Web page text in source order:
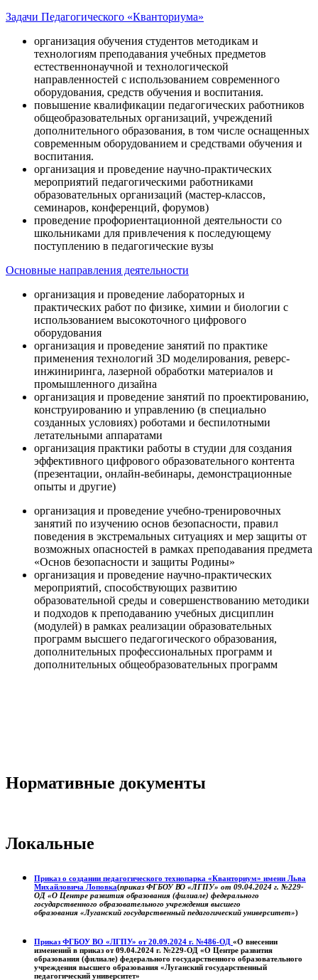
Задачи Педагогического «Кванториума»
организация обучения студентов методикам и
технологиям преподавания учебных предметов
естественнонаучной и технологической
направленностей с использованием современного
оборудования, средств обучения и воспитания.
повышение квалификации педагогических работников
общеобразовательных организаций, учреждений
дополнительного образования, в том числе оснащенных
современным оборудованием и средствами обучения и
воспитания.
организация и проведение научно-практических
мероприятий педагогическими работниками
образовательных организаций (мастер-классов,
семинаров, конференций, форумов)
проведение профориентационной деятельности со
школьниками для привлечения к последующему
поступлению в педагогические вузы
Основные направления деятельности
организация и проведение лабораторных и
практических работ по физике, химии и биологии с
использованием высокоточного цифрового
оборудования
организация и проведение занятий по практике
применения технологий 3D моделирования, реверс-
инжиниринга, лазерной обработки материалов и
промышленного дизайна
организация и проведение занятий по проектированию,
конструированию и управлению (в специально
созданных условиях) роботами и беспилотными
летательными аппаратами
организация практики работы в студии для создания
эффективного цифрового образовательного контента
(презентации, онлайн-вебинары, демонстрационные
опыты и другие)
организация и проведение учебно-тренировочных
занятий по изучению основ безопасности, правил
поведения в экстремальных ситуациях и мер защиты от
возможных опасностей в рамках преподавания предмета
«Основ безопасности и защиты Родины»
организация и проведение научно-практических
мероприятий, способствующих развитию
образовательной среды и совершенствованию методики
и подходов к преподаванию учебных дисциплин
(модулей) в рамках реализации образовательных
программ высшего педагогического образования,
дополнительных профессиональных программ и
дополнительных общеобразовательных программ
Нормативные документы
Локальные
Приказ о создании педагогического технопарка «Кванториум» имени Льва
Михайловича Лоповка(приказ ФГБОУ ВО «ЛГПУ» от 09.04.2024 г. №229-
ОД «О Центре развития образования (филиале) федерального
государственного образовательного учреждения высшего
образования «Луганский государственный педагогический университет»)
Приказ ФГБОУ ВО «ЛГПУ» от 20.09.2024 г. №486-ОД «О внесении
изменений в приказ от 09.04.2024 г. №229-ОД «О Центре развития
образования (филиале) федерального государственного образовательного
учреждения высшего образования «Луганский государственный
педагогический университет»